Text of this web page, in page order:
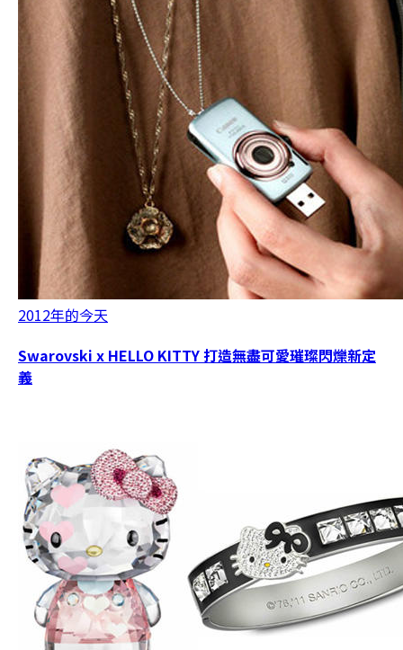
2012年的今天
Swarovski x HELLO KITTY 打造無盡可愛璀璨閃爍新定
義